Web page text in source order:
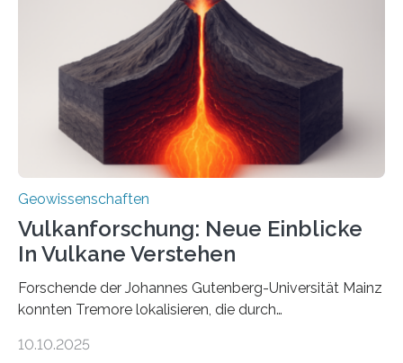
diese Partikel es den Organismen ermöglicht haben
könnten, winzige Schwankungen sowohl in der
Richtung als auch in der Intensität des Erdmagnetfelds
wahrzunehmen. Dadurch konnten sie sich verorten und
über den Ozean navigieren. Vor einigen Jahren…
Geowissenschaften
Vulkanforschung: Neue Einblicke
In Vulkane Verstehen
Forschende der Johannes Gutenberg-Universität Mainz
konnten Tremore lokalisieren, die durch
Vulkan? Was passiert in der Erde darunter? Wo
10.10.2025